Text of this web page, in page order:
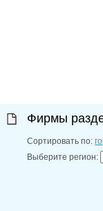
Фирмы
Сортировать по:
Выберите регион: